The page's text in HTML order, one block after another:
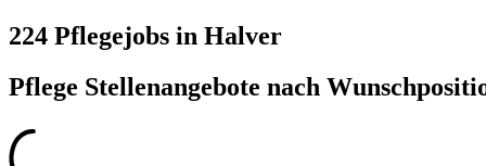
224 Pflegejobs in Halver
Pflege Stellenangebote nach